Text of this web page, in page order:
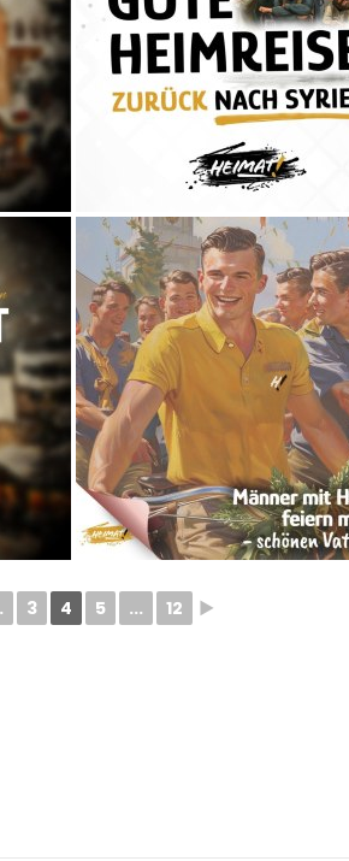
3 4 5 ... 12 ►